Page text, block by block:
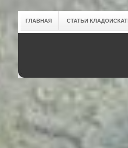
ГЛАВНАЯ СТАТЬИ